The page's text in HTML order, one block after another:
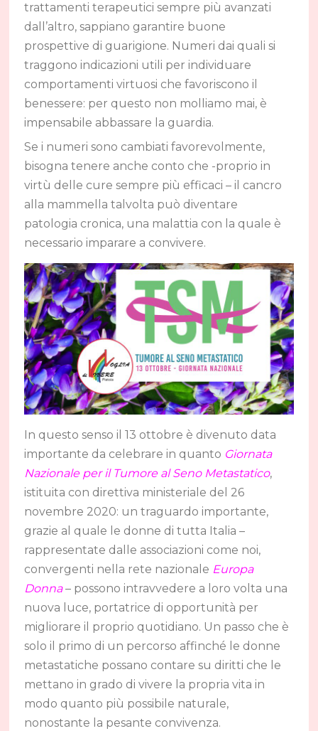
trattamenti terapeutici sempre più avanzati
dall’altro, sappiano garantire buone
prospettive di guarigione. Numeri dai quali si
traggono indicazioni utili per individuare
comportamenti virtuosi che favoriscono il
benessere: per questo non molliamo mai, è
impensabile abbassare la guardia.
Se i numeri sono cambiati favorevolmente,
bisogna tenere anche conto che -proprio in
virtù delle cure sempre più efficaci – il cancro
alla mammella talvolta può diventare
patologia cronica, una malattia con la quale è
necessario imparare a convivere.
In questo senso il 13 ottobre è divenuto data
importante da celebrare in quanto Giornata
Nazionale per il Tumore al Seno Metastatico,
istituita con direttiva ministeriale del 26
novembre 2020: un traguardo importante,
grazie al quale le donne di tutta Italia –
rappresentate dalle associazioni come noi,
convergenti nella rete nazionale Europa
Donna– possono intravvedere a loro volta una
nuova luce, portatrice di opportunità per
migliorare il proprio quotidiano. Un passo che è
solo il primo di un percorso affinché le donne
metastatiche possano contare su diritti che le
mettano in grado di vivere la propria vita in
modo quanto più possibile naturale,
nonostante la pesante convivenza.